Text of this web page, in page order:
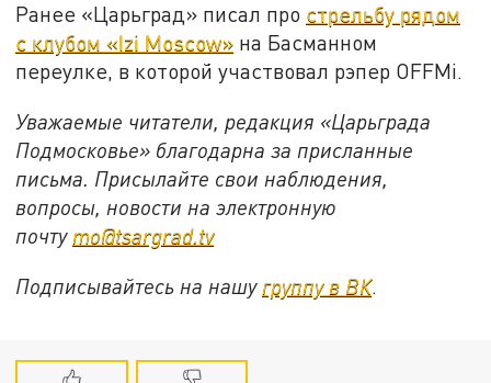
Ранее «Царьград» писал про стрельбу рядом
с клубом «Izi Moscow» на Басманном
переулке, в которой участвовал рэпер OFFMi.
Уважаемые читатели, редакция «Царьграда
Подмосковье» благодарна за присланные
письма. Присылайте свои наблюдения,
вопросы, новости на электронную
почту mo@tsargrad.tv
Подписывайтесь на нашу группу в ВК.